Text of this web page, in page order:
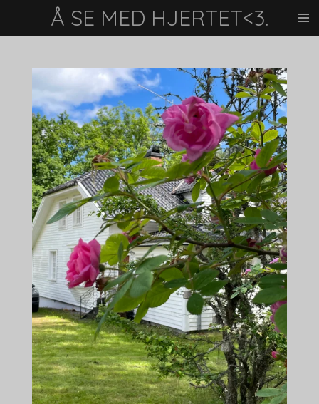
Å SE MED HJERTET<3.